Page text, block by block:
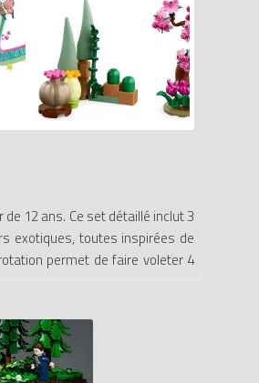
12 ans. Ce set détaillé inclut 3
exotiques, toutes inspirées de
permet de faire voleter 4
afficher leur passion pour le